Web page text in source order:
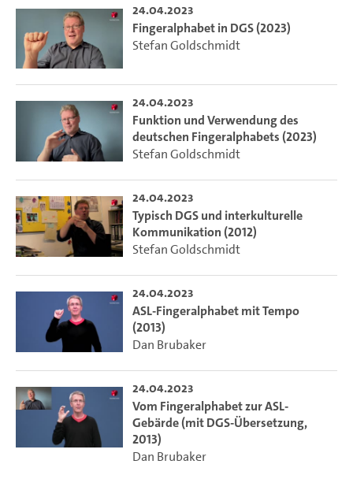
24.04.2023
Fingeralphabet in DGS (2023)
Stefan Goldschmidt
24.04.2023
Funktion und Verwendung des
deutschen Fingeralphabets (2023)
Stefan Goldschmidt
24.04.2023
Typisch DGS und interkulturelle
Kommunikation (2012)
Stefan Goldschmidt
24.04.2023
ASL-Fingeralphabet mit Tempo
(2013)
Dan Brubaker
24.04.2023
Vom Fingeralphabet zur ASL-
Gebärde (mit DGS-Übersetzung,
2013)
Dan Brubaker